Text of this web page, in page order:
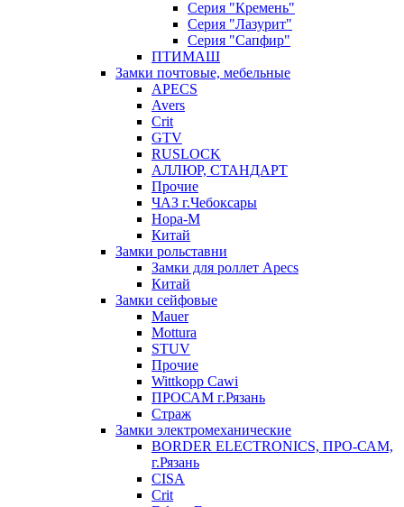
Серия "Кремень"
Серия "Лазурит"
Серия "Сапфир"
ПТИМАШ
Замки почтовые, мебельные
APECS
Avers
Crit
GTV
RUSLOCK
АЛЛЮР, СТАНДАРТ
Прочие
ЧАЗ г.Чебоксары
Нора-М
Китай
Замки рольставни
Замки для роллет Apecs
Китай
Замки сейфовые
Mauer
Mottura
STUV
Прочие
Wittkopp Cawi
ПРОСАМ г.Рязань
Страж
Замки электромеханические
BORDER ELECTRONICS, ПРО-САМ,
г.Рязань
CISA
Crit